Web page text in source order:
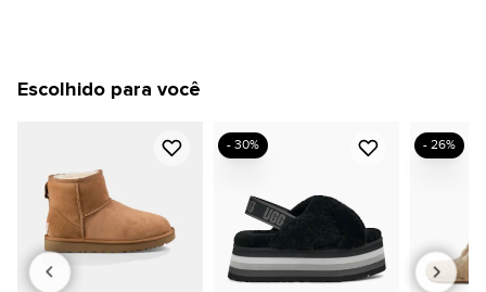
Escolhido para você
- 30% - 26%